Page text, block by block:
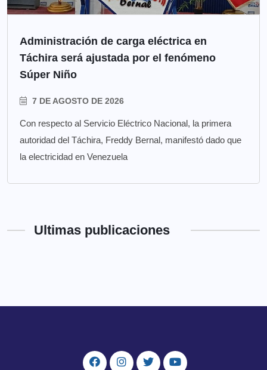
Administración de carga eléctrica en
Táchira será ajustada por el fenómeno
Súper Niño
7 DE AGOSTO DE 2026
Con respecto al Servicio Eléctrico Nacional, la primera
autoridad del Táchira, Freddy Bernal, manifestó dado que
la electricidad en Venezuela
Ultimas publicaciones